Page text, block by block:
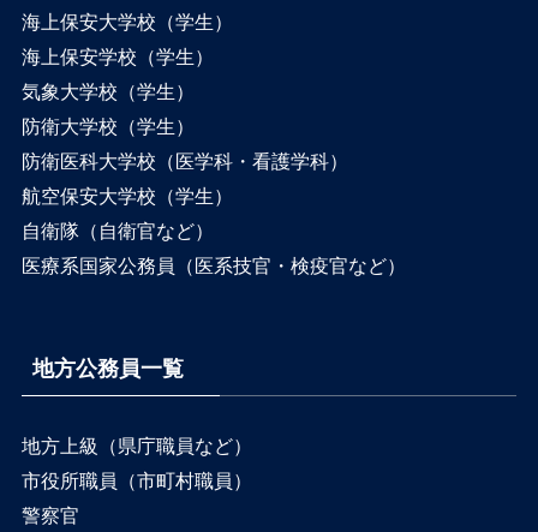
海上保安大学校（学生）
海上保安学校（学生）
気象大学校（学生）
防衛大学校（学生）
防衛医科大学校（医学科・看護学科）
航空保安大学校（学生）
自衛隊（自衛官など）
医療系国家公務員（医系技官・検疫官など）
地方公務員一覧
地方上級（県庁職員など）
市役所職員（市町村職員）
警察官